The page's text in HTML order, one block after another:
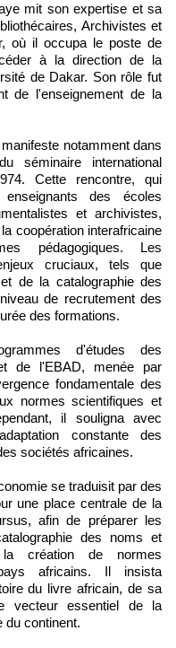
mit son expertise et sa
Archivistes et
où il occupa le poste de
à la direction de la
de Dakar. Son rôle fut
de l'enseignement de la
notamment dans
séminaire international
Cette rencontre, qui
des écoles
et archivistes,
coopération interafricaine
pédagogiques. Les
cruciaux, tels que
de la catalographie des
de recrutement des
des formations.
d'études des
de l'EBAD, menée par
fondamentale des
normes scientifiques et
il souligna avec
constante des
sociétés africaines.
se traduisit par des
une place centrale de la
afin de préparer les
des noms et
création de normes
africains. Il insista
du livre africain, de sa
vecteur essentiel de la
du continent.